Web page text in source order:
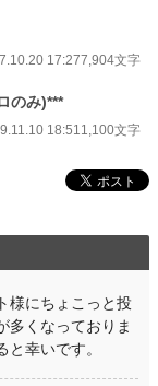
17:277,904文字
のみ)***
18:511,100文字
様にちょこっと投
多くなっておりま
幸いです。